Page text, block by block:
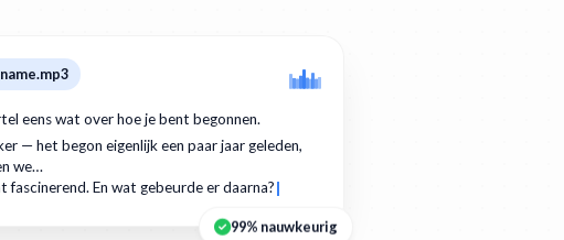
eens wat over hoe je bent begonnen.
— het begon eigenlijk een paar jaar geleden,
we…
fascinerend. En wat gebeurde er daarna?
99% nauwkeurig